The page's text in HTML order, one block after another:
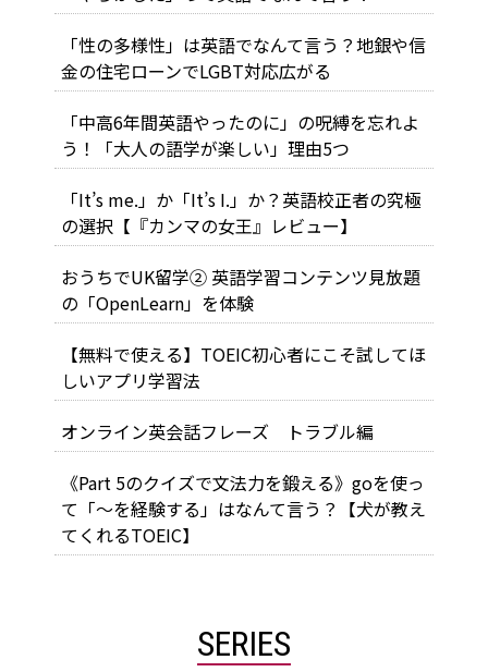
「性の多様性」は英語でなんて言う？地銀や信
金の住宅ローンでLGBT対応広がる
「中高6年間英語やったのに」の呪縛を忘れよ
う！「大人の語学が楽しい」理由5つ
「It’s me.」か「It’s I.」か？英語校正者の究極
の選択【『カンマの女王』レビュー】
おうちでUK留学② 英語学習コンテンツ見放題
の「OpenLearn」を体験
【無料で使える】TOEIC初心者にこそ試してほ
しいアプリ学習法
オンライン英会話フレーズ トラブル編
《Part 5のクイズで文法力を鍛える》goを使っ
て「～を経験する」はなんて言う？【犬が教え
てくれるTOEIC】
SERIES